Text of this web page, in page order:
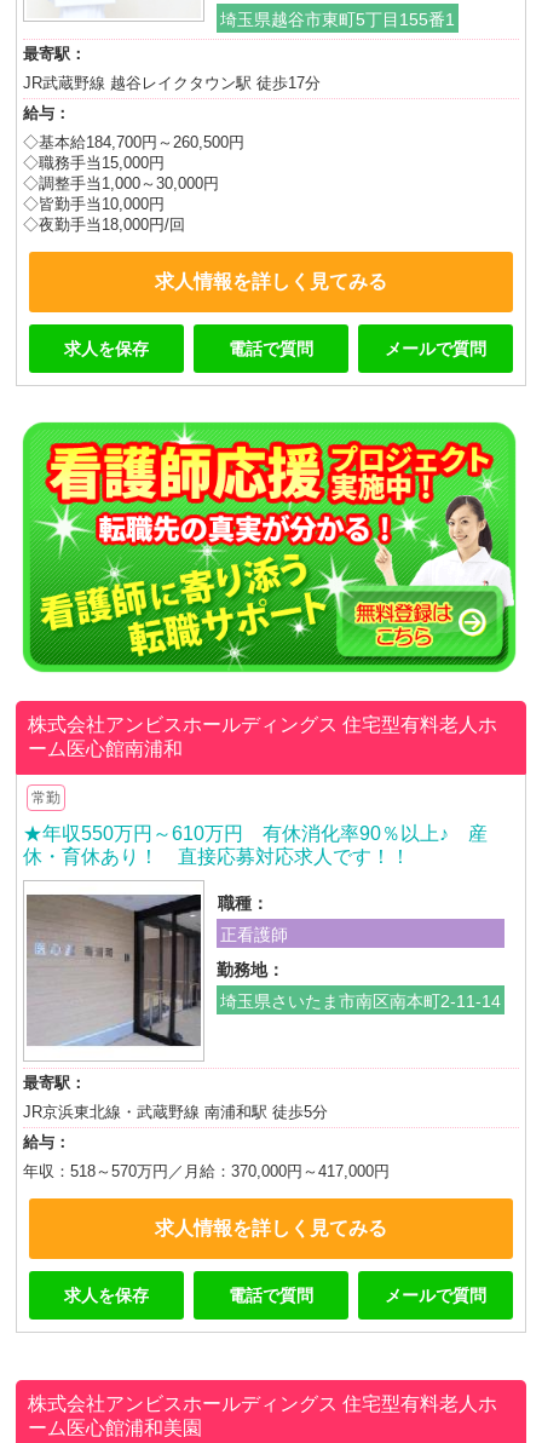
埼玉県越谷市東町5丁目155番1
最寄駅：
JR武蔵野線 越谷レイクタウン駅 徒歩17分
給与：
◇基本給184,700円～260,500円
◇職務手当15,000円
◇調整手当1,000～30,000円
◇皆勤手当10,000円
◇夜勤手当18,000円/回
求人情報を詳しく見てみる
求人を保存 電話で質問 メールで質問
株式会社アンビスホールディングス住宅型有料老人ホ
ーム医心館南浦和
常勤
★年収550万円～610万円 有休消化率90％以上♪ 産
休・育休あり！ 直接応募対応求人です！！
職種：
正看護師
勤務地：
埼玉県さいたま市南区南本町2-11-14
最寄駅：
JR京浜東北線・武蔵野線 南浦和駅 徒歩5分
給与：
年収：518～570万円／月給：370,000円～417,000円
求人情報を詳しく見てみる
求人を保存 電話で質問 メールで質問
株式会社アンビスホールディングス住宅型有料老人ホ
ーム医心館浦和美園